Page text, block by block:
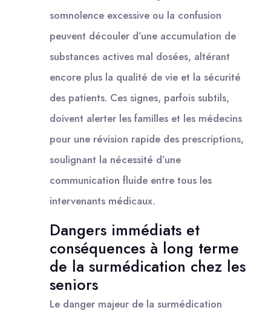
somnolence excessive ou la confusion
peuvent découler d’une accumulation de
substances actives mal dosées, altérant
encore plus la qualité de vie et la sécurité
des patients. Ces signes, parfois subtils,
doivent alerter les familles et les médecins
pour une révision rapide des prescriptions,
soulignant la nécessité d’une
communication fluide entre tous les
intervenants médicaux.
Dangers immédiats et
conséquences à long terme
de la surmédication chez les
seniors
Le danger majeur de la surmédication